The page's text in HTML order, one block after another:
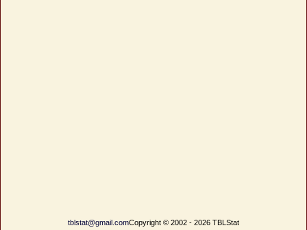
tblstat@gmail.comCopyright © 2002 - 2026 TBLStat